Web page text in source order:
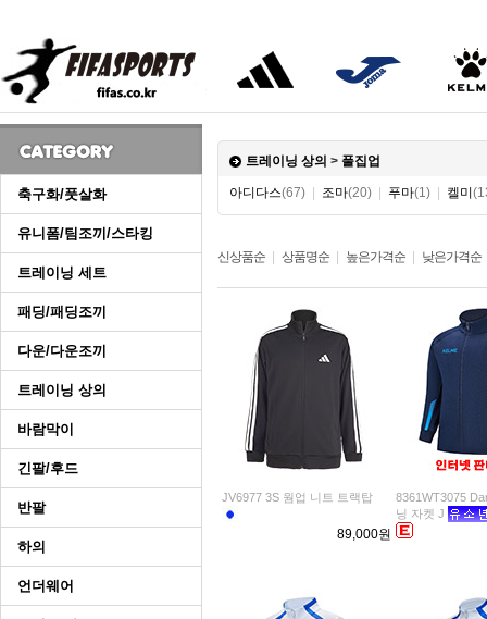
축구화/풋살화
유니폼/팀조끼/스타킹
트레이닝 세트
패딩/패딩조끼
다운/다운조끼
트레이닝 상의
바람막이
긴팔/후드
반팔
하의
언더웨어
트레이닝 상의 > 풀집업
아디다스(67) 조마(20) 푸마(1) 켈미
신상품순 상품명순 높은가격순 낮은가격순
JV6977 3S 웜업 니트 트랙탑
89,000원
8361WT3075
닝 자켓 J